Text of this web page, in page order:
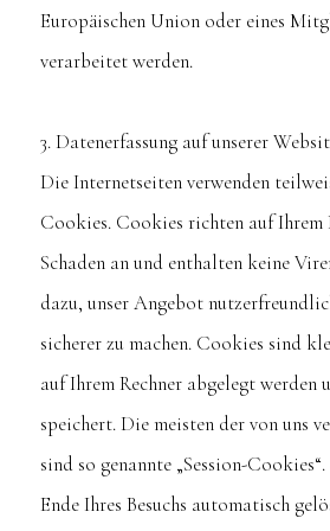
Europäischen Union oder eines
verarbeitet werden.
3. Datenerfassung auf unserer
Die Internetseiten verwenden
Cookies. Cookies richten auf Ihrem
Schaden an und enthalten keine
dazu, unser Angebot
sicherer zu machen. Cookies sind
auf Ihrem Rechner abgelegt werden
speichert. Die meisten der von uns
sind so genannte „Session-
Ende Ihres Besuchs automatisch